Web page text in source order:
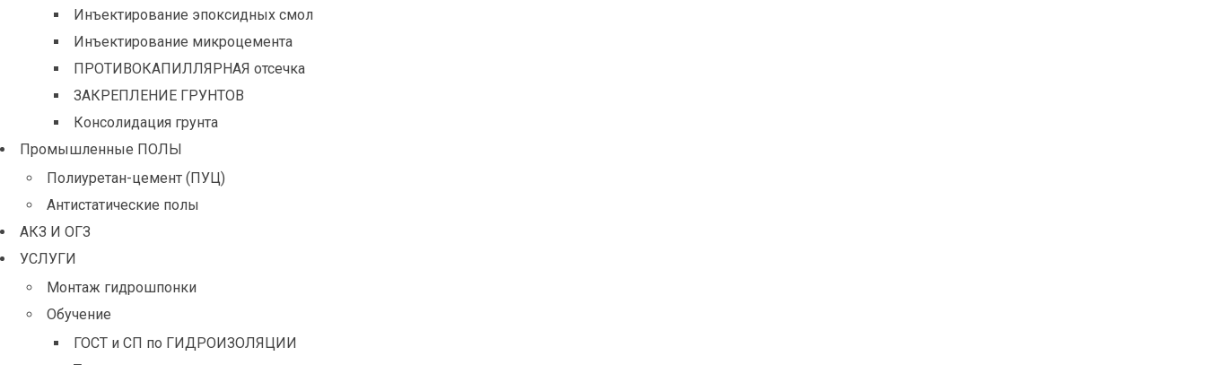
Инъектирование эпоксидных смол
Инъектирование микроцемента
ПРОТИВОКАПИЛЛЯРНАЯ отсечка
ЗАКРЕПЛЕНИЕ ГРУНТОВ
Консолидация грунта
Промышленные ПОЛЫ
Полиуретан-цемент (ПУЦ)
Антистатические полы
АКЗ И ОГЗ
УСЛУГИ
Монтаж гидрошпонки
Обучение
ГОСТ и СП по ГИДРОИЗОЛЯЦИИ